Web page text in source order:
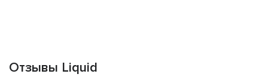
Отзывы Liquid